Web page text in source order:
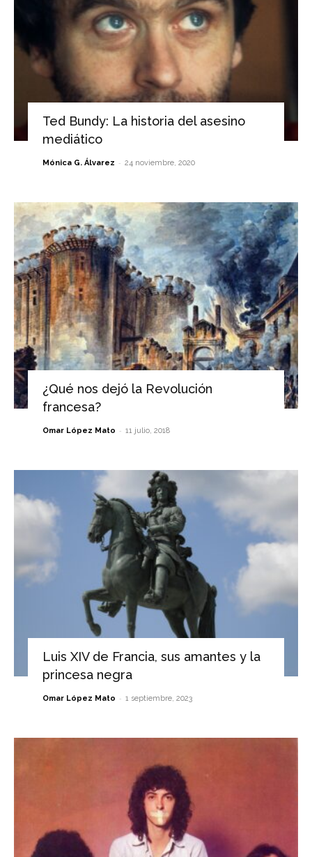
Ted Bundy: La historia del asesino
mediático
Mónica G. Álvarez - 24 noviembre, 2020
¿Qué nos dejó la Revolución
francesa?
Omar López Mato - 11 julio, 2018
Luis XIV de Francia, sus amantes y la
princesa negra
Omar López Mato - 1 septiembre, 2023